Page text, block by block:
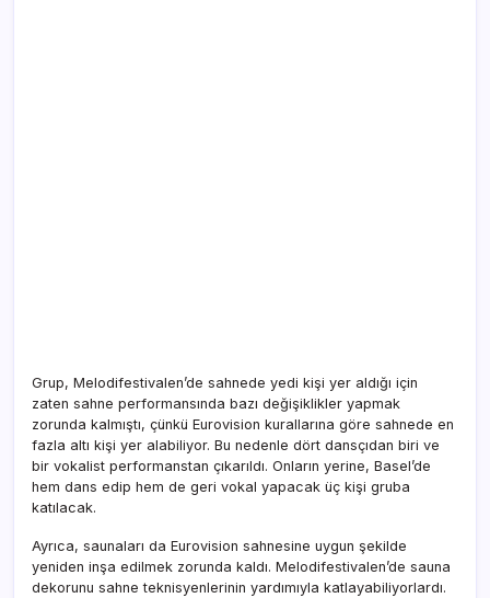
Grup, Melodifestivalen’de sahnede yedi kişi yer aldığı için
zaten sahne performansında bazı değişiklikler yapmak
zorunda kalmıştı, çünkü Eurovision kurallarına göre sahnede en
fazla altı kişi yer alabiliyor. Bu nedenle dört dansçıdan biri ve
bir vokalist performanstan çıkarıldı. Onların yerine, Basel’de
hem dans edip hem de geri vokal yapacak üç kişi gruba
katılacak.
Ayrıca, saunaları da Eurovision sahnesine uygun şekilde
yeniden inşa edilmek zorunda kaldı. Melodifestivalen’de sauna
dekorunu sahne teknisyenlerinin yardımıyla katlayabiliyorlardı.